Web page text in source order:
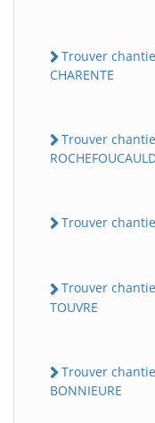
Trouver
CHARENTE
Trouver
Trouver
Trouver
TOUVRE
Trouver
BONNIEURE